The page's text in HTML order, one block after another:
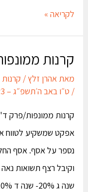
לקריאה »
קרנות
מאתאהרן זלץ/קרנות
/ט״ו באב ה׳תשפ״ג – 02/08/2023
קרנות ממונפות/פרק
אפקט שמשקיע לטווח